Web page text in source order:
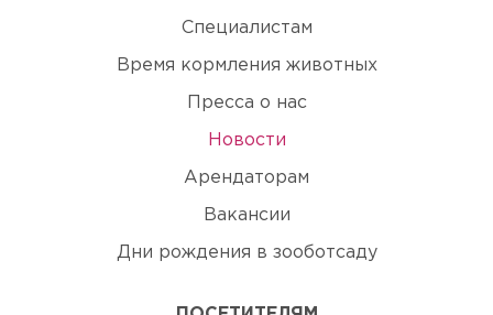
Специалистам
Время кормления животных
Пресса о нас
Новости
Арендаторам
Вакансии
Дни рождения в зооботсаду